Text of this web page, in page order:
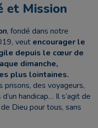
et Mission
, fondé dans notre
veut encourager le
depuis le cœur de
dimanche,
plus lointaines.
prisons, des voyageurs,
handicap… Il s’agit de
Dieu pour tous, sans